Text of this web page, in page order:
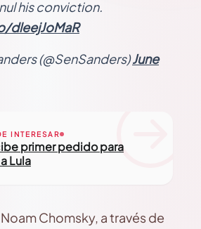
his conviction.
dleejJoMaR
(@SenSanders)June
INTERESAR
primer pedido para
Lula
Chomsky, a través de